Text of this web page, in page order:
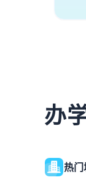
办
热